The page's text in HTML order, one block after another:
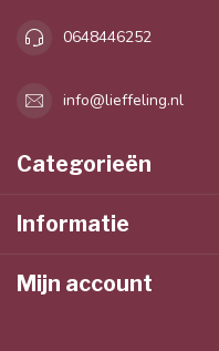
0648446252
info@lieffeling.nl
Categorieën
Informatie
Mijn account